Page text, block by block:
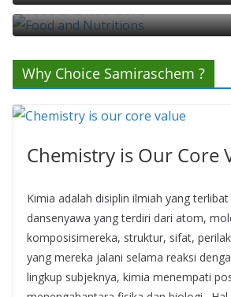
Food and Nutritions
Why Choice Samiraschem ?
Chemistry is Our Core
Kimia adalah disiplin ilmiah yang
dansenyawa yang terdiri dari atom,
komposisimereka, struktur, sifat,
yang mereka jalani selama reaksi
lingkup subjeknya, kimia menempati